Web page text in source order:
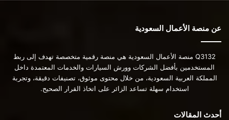
عن منصة الأعمال السعودية
Q3132 منصة الأعمال السعودية هي منصة رقمية متخصصة تهدف إلى ربط
المستخدمين بأفضل الشركات وورش السيارات والخدمات المعتمدة داخل
المملكة العربية السعودية، من خلال محتوى موثوق، تصنيفات دقيقة، وتجربة
استخدام سهلة تساعد الزائر على اتخاذ القرار الصحيح.
أحدث المقالات